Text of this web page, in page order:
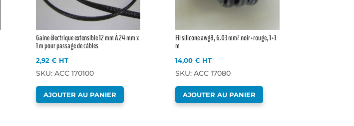
Gaine électrique extensible 12 mm À 24 mm x
1 m pour passage de câbles
2,92€ HT
SKU: ACC 170100
AJOUTER AU PANIER
Fil silicone awg8, 6.03 mm² noir+rouge, 1+1
m
14,00€ HT
SKU: ACC 17080
AJOUTER AU PANIER